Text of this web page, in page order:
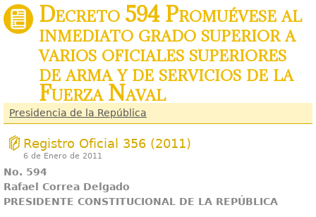
Decreto 594 Promuévese al
inmediato grado superior a
varios oficiales superiores
de arma y de servicios de la
Fuerza Naval
Presidencia de la República
Registro Oficial 356 (2011)
6 de Enero de 2011
No. 594
Rafael Correa Delgado
PRESIDENTE CONSTITUCIONAL DE LA REPÚBLICA